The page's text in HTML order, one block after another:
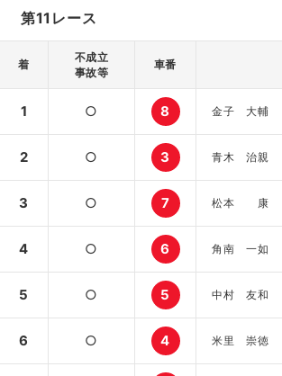
第11レース
着
不成立
事故等
車番
1 ○ 8 金子 大輔
2 ○ 3 青木 治親
3 ○ 7 松本 康
4 ○ 6 角南 一如
5 ○ 5 中村 友和
6 ○ 4 米里 崇徳